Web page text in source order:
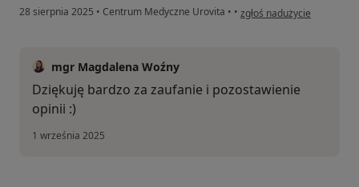
28 sierpnia 2025 • Centrum Medyczne Urovita • • w opinii użytkownika
zgłoś nadużycie
mgr Magdalena Woźny
Dziękuję bardzo za zaufanie i pozostawienie
opinii :)
1 września 2025